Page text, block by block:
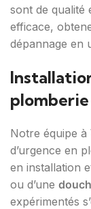
sont de qualité
efficace,
dépannage en
Notre équipe
d’urgence en
en installation
ou d’une
expérimentés